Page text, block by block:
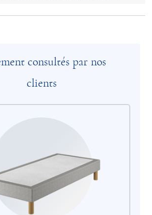
consultés par nos
clients